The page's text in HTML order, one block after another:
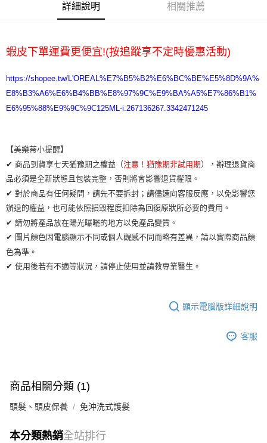
每筆NT$65，滿NT$2,000(含以上)免運費
每筆NT$100，滿NT$2,000(含以上)免運費
詳細說明 相關推薦
蝦皮下單運費更便宜!(按追蹤享不定時優惠活動)
https://shopee.tw/L'OREAL%E7%B5%B2%E6%BC%BE%E5%8D%9A%
E8%B3%A6%E6%B4%BB%E8%97%9C%E9%BA%A5%E7%86%B1%
E6%95%88%E9%9C%9C125ML-i.267136267.3342471245
【美樂蒂小提醒】
✔ 商品到貨享七天猶豫期之權益（注意！猶豫期非試用期），辦理退貨商
品必須是全新狀態且包裝完整，否則將會影響退貨權限。
✔ 對於商品有任何疑問，請先不要拆封；請儘速向客服反應，以免影響您
辦退的權益，也可能依照損毀程度扣除為回復原狀所必要的費用。
✔ 請勿將產品放在陽光曝曬的地方以免產品變質。
✔ 圖片顏色因電腦顯示不同或個人觀感不同而略有差異，請以實際商品顏
色為準。
✔ 使用後若有不適等狀況，請停止使用並請教專業醫生。
顯示電腦版詳細說明
客服
商品相關分類 (1)
頭髮、頭皮保養 免沖洗式護髮
本分類熱銷全站排行